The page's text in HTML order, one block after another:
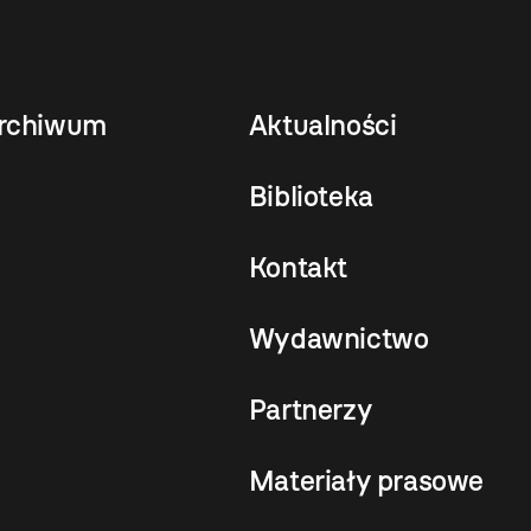
Aktualności
Biblioteka
Kontakt
Wydawnictwo
Partnerzy
Materiały prasowe